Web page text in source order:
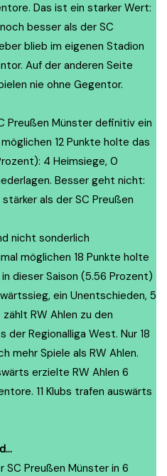
Das ist ein starker Wert:
besser als der SC
blieb im eigenen Stadion
Auf der anderen Seite
nie ohne Gegentor.
Preußen Münster definitiv ein
12 Punkte holte das
4 Heimsiege, 0
Besser geht nicht:
als der SC Preußen
nicht sonderlich
möglichen 18 Punkte holte
dieser Saison (5.56 Prozent)
ein Unentschieden, 5
RW Ahlen zu den
Regionalliga West. Nur 18
mehr Spiele als RW Ahlen.
erzielte RW Ahlen 6
11 Klubs trafen auswärts
SC Preußen Münster in 6